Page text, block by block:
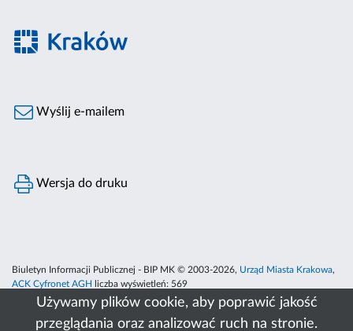
Używamy plików cookie, aby poprawić jakość
przeglądania oraz analizować ruch na stronie.
Wyślij e-mailem
Wersja do druku
Biuletyn Informacji Publicznej - BIP MK © 2003-2026, Urząd Miasta Krakowa,
ACK Cyfronet AGH
liczba wyświetleń: 569